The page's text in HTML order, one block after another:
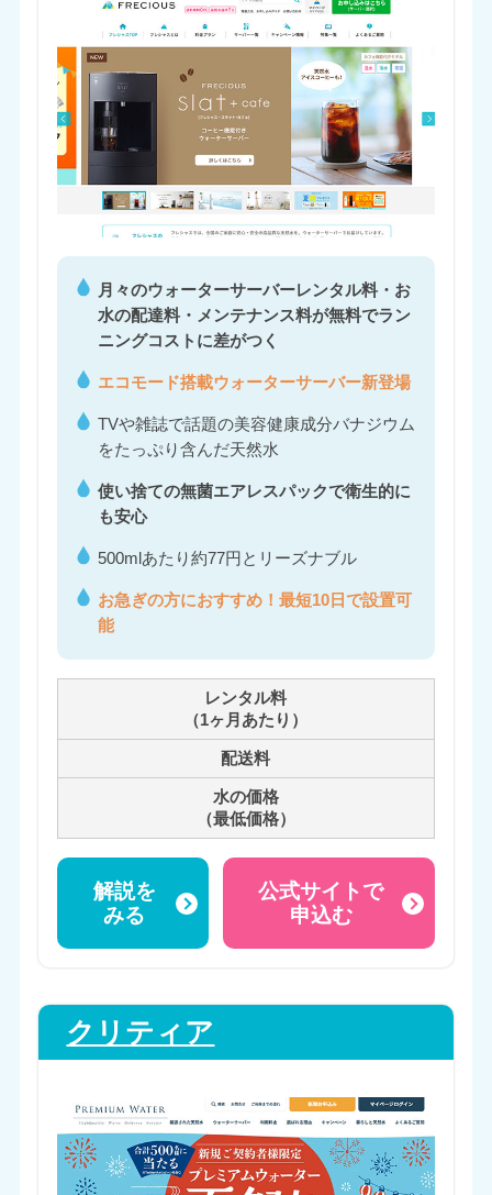
月々のウォーターサーバーレンタル料・お
水の配達料・メンテナンス料が無料でラン
ニングコストに差がつく
エコモード搭載ウォーターサーバー新登場
TVや雑誌で話題の美容健康成分バナジウム
をたっぷり含んだ天然水
使い捨ての無菌エアレスパックで衛生的に
も安心
500mlあたり約77円とリーズナブル
お急ぎの方におすすめ！最短10日で設置可
能
レンタル料
（1ヶ月あたり）
配送料
水の価格
（最低価格）
解説を
みる
公式サイトで
申込む
クリティア